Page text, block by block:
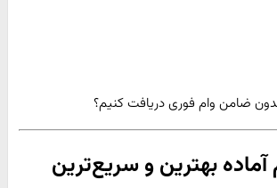
آماده بهترین و سریع‌ترین